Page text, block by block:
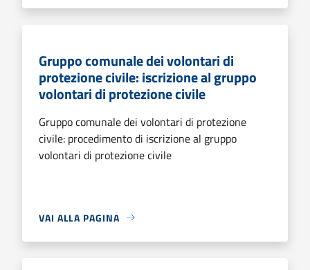
Gruppo comunale dei volontari di
protezione civile: iscrizione al gruppo
volontari di protezione civile
Gruppo comunale dei volontari di protezione
civile: procedimento di iscrizione al gruppo
volontari di protezione civile
VAI ALLA PAGINA